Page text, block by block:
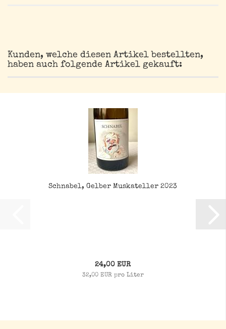
Kunden, welche diesen Artikel bestellten,
haben auch folgende Artikel gekauft:
Schnabel, Gelber Muskateller 2023
24,00 EUR
32,00 EUR pro Liter